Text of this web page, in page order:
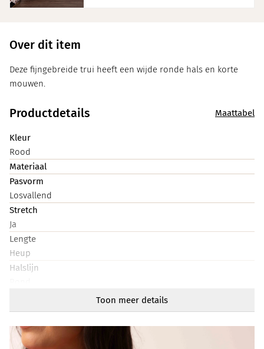
Over dit item
Deze fijngebreide trui heeft een wijde ronde hals en korte
mouwen.
Productdetails Maattabel
Kleur
Rood
Materiaal
Pasvorm
Losvallend
Stretch
Ja
Lengte
Heup
Halslijn
Kort
Artikelnummer
212526-951
Toon meer details